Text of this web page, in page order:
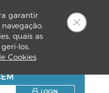
garantir
quais as
los,
Cookies
LOGIN